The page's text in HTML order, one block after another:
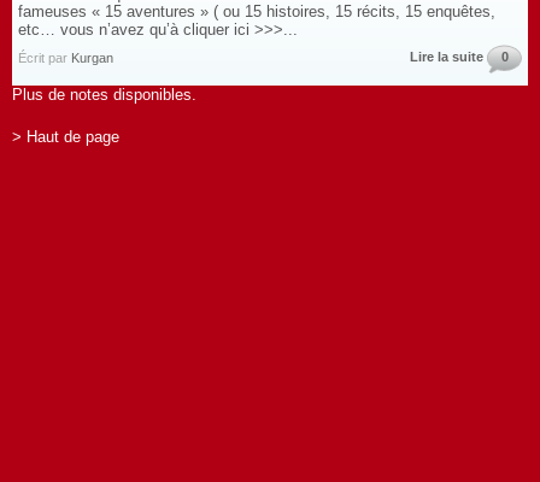
fameuses « 15 aventures » ( ou 15 histoires, 15 récits, 15 enquêtes,
etc… vous n’avez qu’à cliquer ici >>>...
Écrit par Kurgan Lire la suite 0
Plus de notes disponibles.
> Haut de page